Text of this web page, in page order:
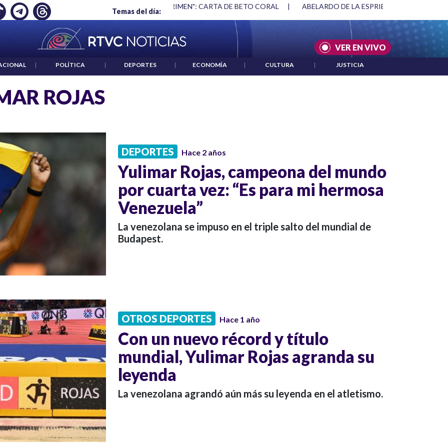
Temas del día:
EMPLEO: JP MORGAN "HABLAR NO ES UN CRIMEN": CARTA DE BETO CORAL | ABELARDO DE LA ESPRIELLA Y DMG
VER EN VIVO
| POLÍTICA | DEPORTES | ECONOMÍA | CULTURA | JUSTICIA
ROJAS
DEPORTES Hace 2 años
Yulimar Rojas, campeona del mundo
por cuarta vez: “Es para mi hermosa
Venezuela”
La venezolana se impuso en el triple salto del mundial de
Budapest.
OTROS DEPORTES Hace 1 año
Con un nuevo récord y título
mundial, Yulimar Rojas agranda su
leyenda
La venezolana agrandó aún más su leyenda en el atletismo.